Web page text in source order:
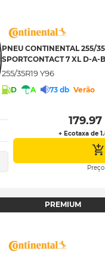
PNEU CONTINENTAL 255/
SPORTCONTACT 7 XL D-A-
255/35R19 Y96
D A 73 db Verão
+ Ecotaxa de
PREMIUM